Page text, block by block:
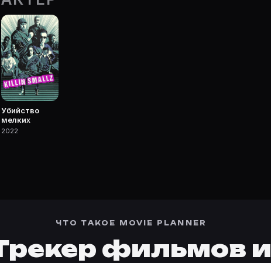
Movie Planner.
сериалы, роли и фото.
Убийство
мелких
2022
ЧТО ТАКОЕ MOVIE PLANNER
фильмов и